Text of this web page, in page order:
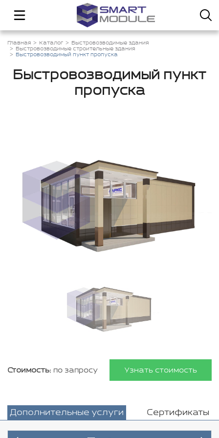
Главная Каталог
Быстровозводимые здания
Быстровозводимые строительные здания
Быстровозводимый пункт пропуска
Быстровозводимый пункт
пропуска
Стоимость: по запросу Узнать стоимость
Дополнительные услуги Сертификаты